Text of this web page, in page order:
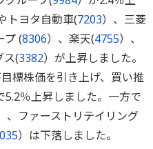
トヨタ自動車(7203）、三菱
プ (8306）、楽天(4755）、
ス(3382）が上昇しました。
標株価を引き上げ、買い推
％上昇しました。一方で
、ファーストリテイリング
）は下落しました。